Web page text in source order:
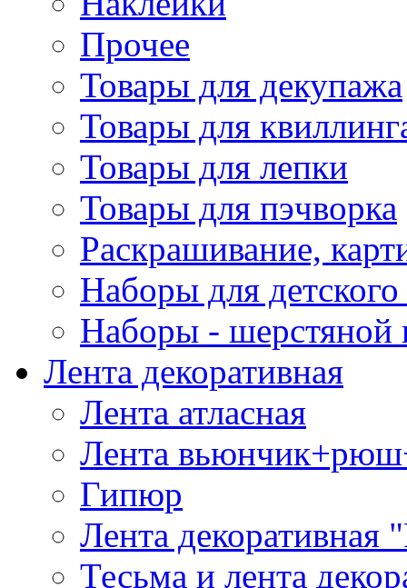
Прочее
Товары для декупажа
Товары для
Товары для лепки
Товары для пэчворка
Раскрашивание,
Наборы для
Наборы - шерстяной
Лента декоративная
Лента атласная
Лента
Гипюр
Лента декоративная
Тесьма и лента